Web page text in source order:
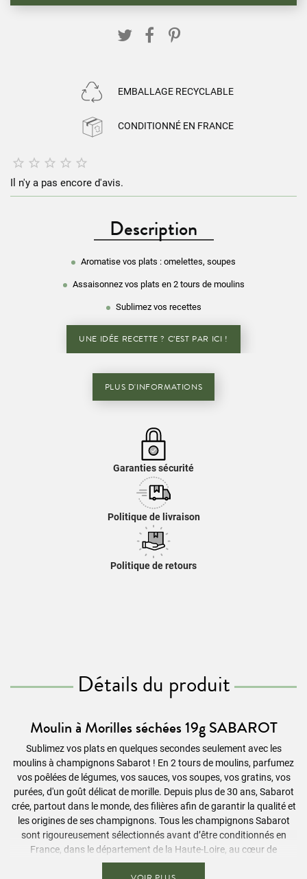
EMBALLAGE RECYCLABLE
CONDITIONNÉ EN FRANCE
    
Il n'y a pas encore d'avis.
Description
Aromatise vos plats : omelettes, soupes
Assaisonnez vos plats en 2 tours de moulins
Sublimez vos recettes
UNE IDÉE RECETTE ? C’EST PAR ICI !
PLUS D'INFORMATIONS
Garanties sécurité
Politique de livraison
Politique de retours
Détails du produit
Moulin à Morilles séchées 19g SABAROT
Sublimez vos plats en quelques secondes seulement avec les
moulins à champignons Sabarot ! En 2 tours de moulins, parfumez
vos poêlées de légumes, vos sauces, vos soupes, vos gratins, vos
purées, d'un goût délicat de morille. Depuis plus de 30 ans, Sabarot
crée, partout dans le monde, des filières afin de garantir la qualité et
les origines de ses champignons. Tous les champignons Sabarot
sont rigoureusement sélectionnés avant d’être conditionnés en
France, dans le département de la Haute-Loire, au cœur de
l’Auvergne. L’objectif premier de Sabarot reste la production haut de